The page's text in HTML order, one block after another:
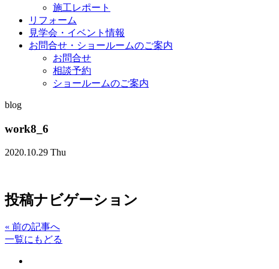
施工レポート
リフォーム
見学会・イベント情報
お問合せ・ショールームのご案内
お問合せ
相談予約
ショールームのご案内
blog
work8_6
2020.10.29 Thu
投稿ナビゲーション
« 前の記事へ
一覧にもどる